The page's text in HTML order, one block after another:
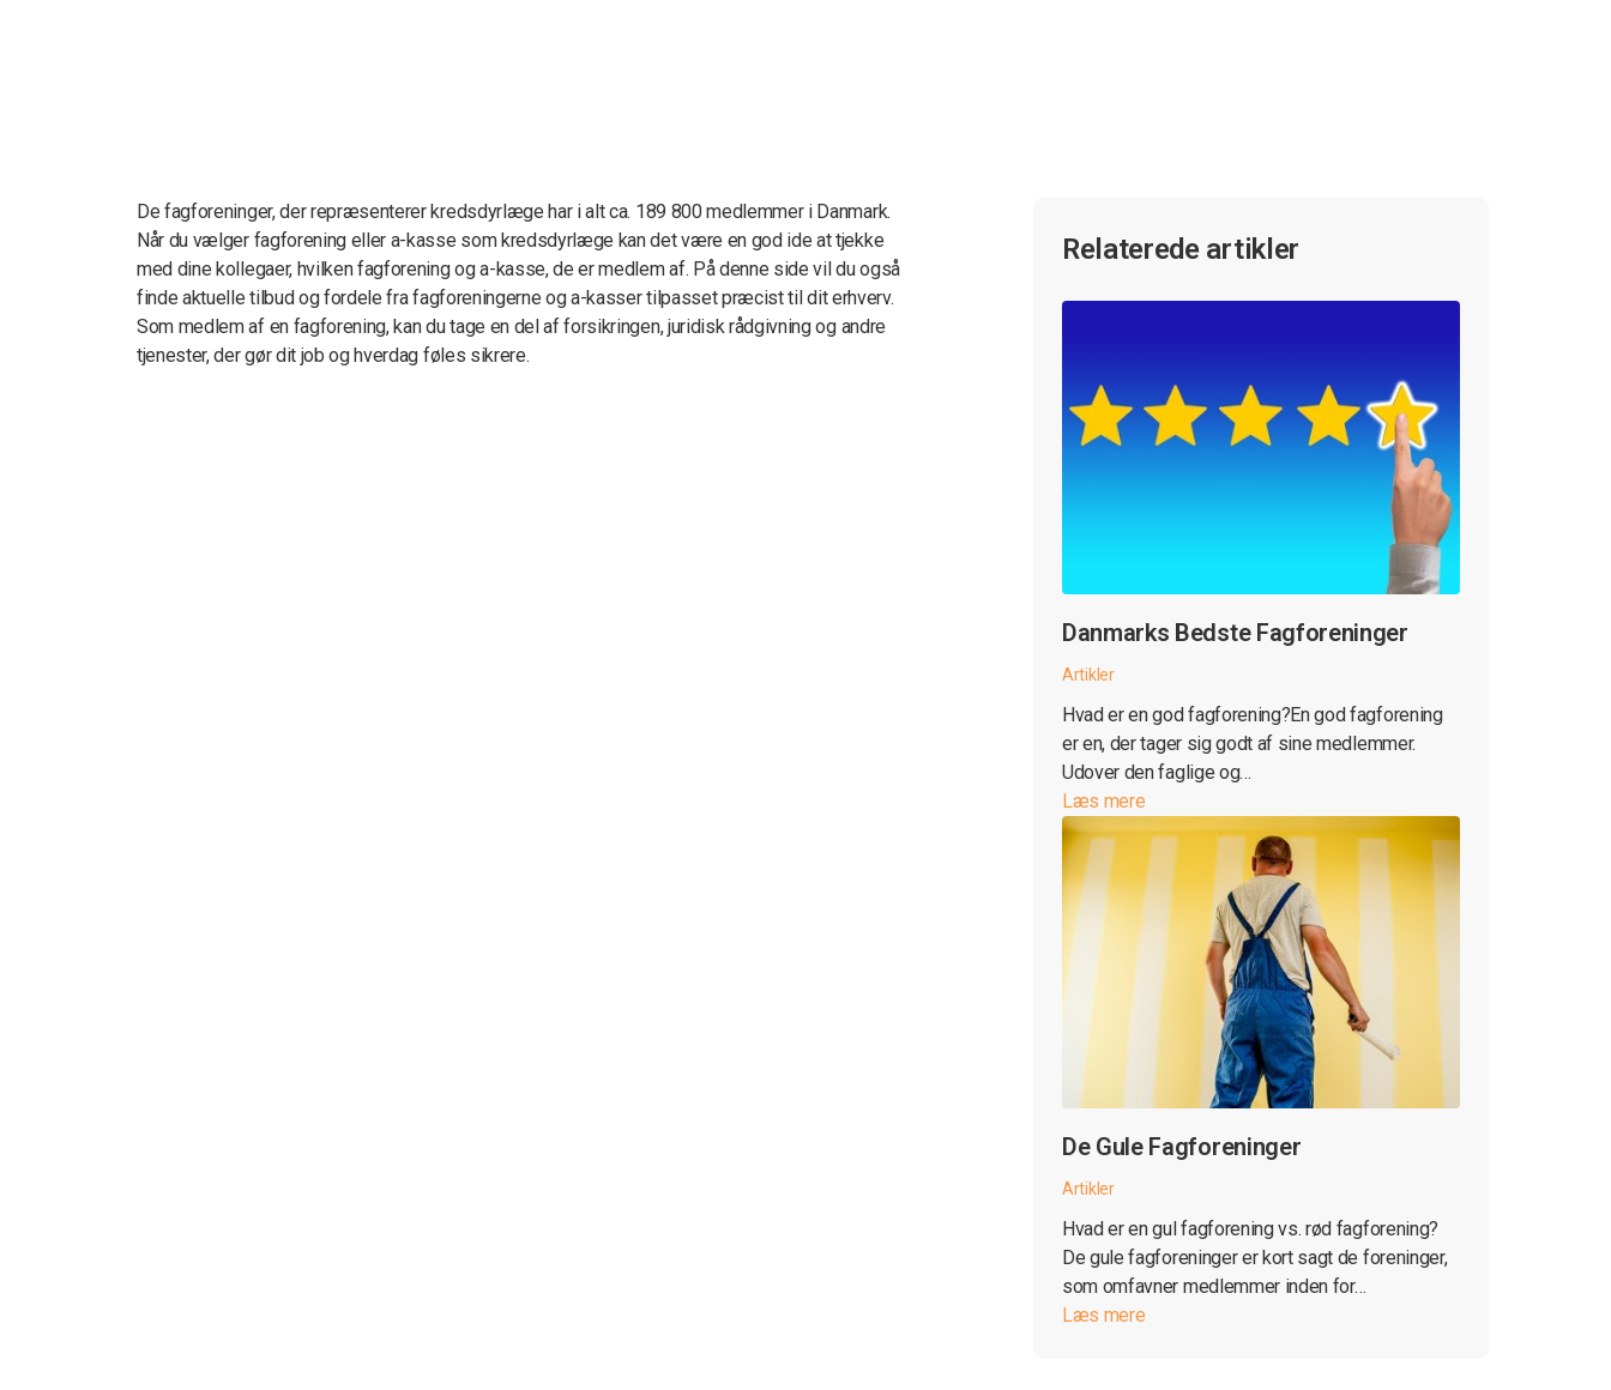
De fagforeninger, der repræsenterer kredsdyrlæge har i alt ca. 189 800 medlemmer i Danmark.
Når du vælger fagforening eller a-kasse som kredsdyrlæge kan det være en god ide at tjekke
med dine kollegaer, hvilken fagforening og a-kasse, de er medlem af. På denne side vil du også
finde aktuelle tilbud og fordele fra fagforeningerne og a-kasser tilpasset præcist til dit erhverv.
Som medlem af en fagforening, kan du tage en del af forsikringen, juridisk rådgivning og andre
tjenester, der gør dit job og hverdag føles sikrere.
Relaterede artikler
Danmarks Bedste Fagforeninger
Artikler
Hvad er en god fagforening?En god fagforening
er en, der tager sig godt af sine medlemmer.
Udover den faglige og…
Læs mere
De Gule Fagforeninger
Artikler
Hvad er en gul fagforening vs. rød fagforening?
De gule fagforeninger er kort sagt de foreninger,
som omfavner medlemmer inden for…
Læs mere